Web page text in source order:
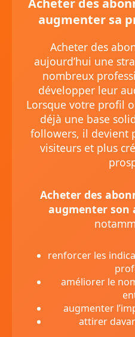
Acheter des
augmenter sa
Acheter des
aujourd’hui une
nombreux
développer leur
Lorsque votre profil
déjà une base
followers, il devient
visiteurs et plus
Acheter des
augmenter son
renforcer les
améliorer le
augmenter
attirer